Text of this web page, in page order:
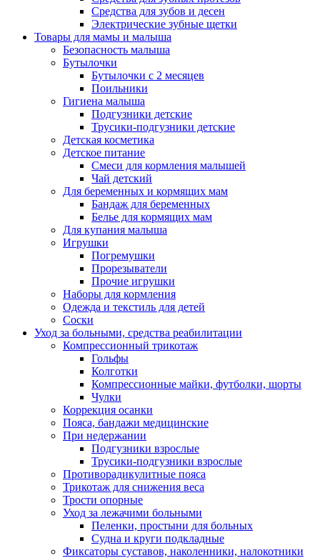
Средства для зубов и десен
Электрические зубные щетки
Товары для мамы и малыша
Безопасность малыша
Бутылочки
Бутылочки с 2 месяцев
Поильники
Гигиена малыша
Подгузники детские
Трусики-подгузники детские
Детская косметика
Детское питание
Смеси для кормления малышей
Чай детский
Для беременных и кормящих мам
Бандаж для беременных
Белье для кормящих мам
Для купания малыша
Игрушки
Погремушки
Прорезыватели
Прочие игрушки
Наборы для кормления
Одежда и текстиль для детей
Соски
Уход за больными, средства реабилитации
Компрессионный трикотаж
Гольфы
Колготки
Компрессионные майки, футболки, шорты
Чулки
Коррекция осанки
Пояса, бандажи медицинские
При недержании
Подгузники взрослые
Трусики-подгузники взрослые
Противорадикулитные пояса
Трикотаж для снижения веса
Трости опорные
Уход за лежачими больными
Пеленки, простыни для больных
Судна и круги подкладные
Фиксаторы суставов, наколенники, налокотники